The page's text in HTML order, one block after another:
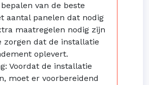
van de beste
aantal panelen dat nodig
maatregelen nodig zijn
zorgen dat de installatie
oplevert.
Voordat de installatie
moet er voorbereidend